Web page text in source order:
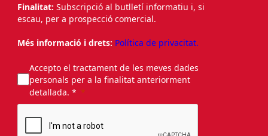
Finalitat: Subscripció al butlletí informatiu i, si
escau, per a prospecció comercial.
Més informació i drets: Política de privacitat.
Accepto el tractament de les meves dades
personals per a la finalitat anteriorment
detallada. *